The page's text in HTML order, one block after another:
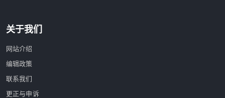
关于我们
网站介绍
编辑政策
联系我们
更正与申诉